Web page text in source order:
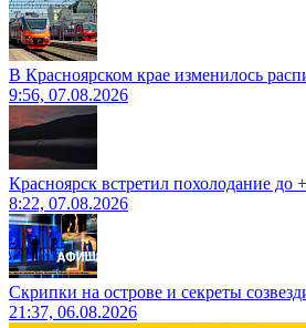
В Красноярском крае изменилось
9:56, 07.08.2026
Красноярск встретил похолодание до
8:22, 07.08.2026
Скрипки на острове и секреты
21:37, 06.08.2026